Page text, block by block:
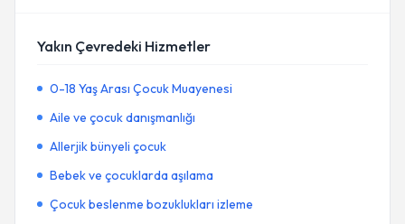
Yakın Çevredeki Hizmetler
0-18 Yaş Arası Çocuk Muayenesi
Aile ve çocuk danışmanlığı
Allerjik bünyeli çocuk
Bebek ve çocuklarda aşılama
Çocuk beslenme bozuklukları izleme